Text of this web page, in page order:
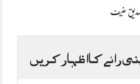
صدیق حنیف
رائے کا اظہار کریں